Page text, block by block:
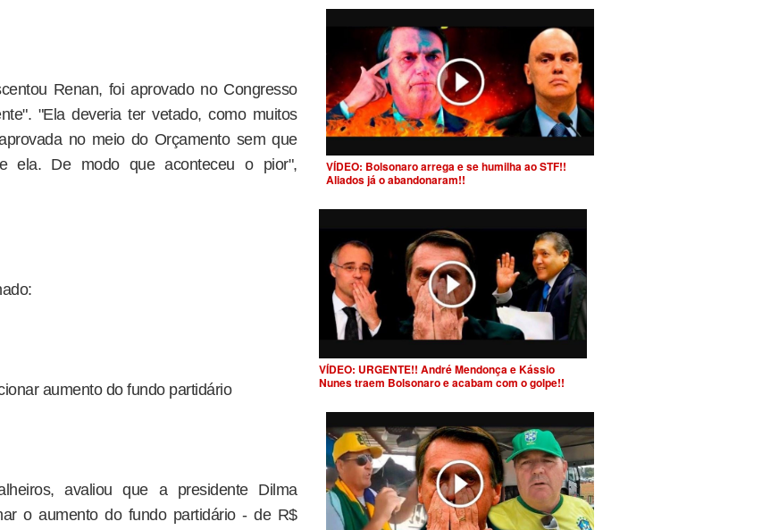
Renan, foi aprovado no Congresso
"Ela deveria ter vetado, como muitos
no meio do Orçamento sem que
ela. De modo que aconteceu o pior",
aumento do fundo partidário
avaliou que a presidente Dilma
o aumento do fundo partidário - de R$
VÍDEO: Bolsonaro arrega e se humilha ao STF!!
Aliados já o abandonaram!!
VÍDEO: URGENTE!! André Mendonça e Kássio
Nunes traem Bolsonaro e acabam com o golpe!!